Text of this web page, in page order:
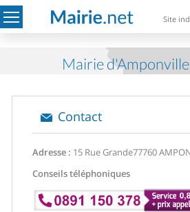
Site
Mairie
Contact
Adresse : 15 Rue Grande77760
Conseils téléphoniques